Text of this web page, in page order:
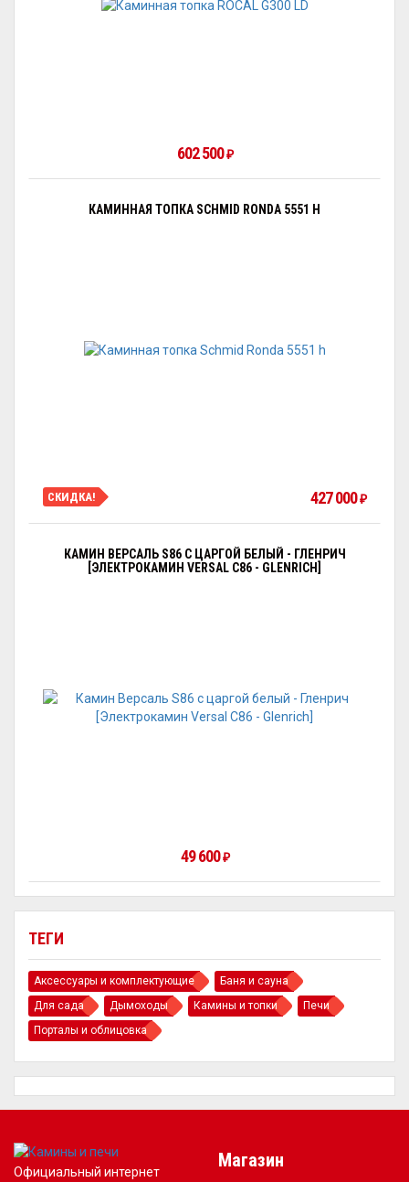
ТЕГИ
Аксессуары и комплектующие
Баня и сауна
Для сада
Дымоходы Камины и топки
Печи
Порталы и облицовка
602 500 ₽
КАМИННАЯ ТОПКА SCHMID RONDA 5551 H
СКИДКА! 427 000 ₽
КАМИН ВЕРСАЛЬ S86 С ЦАРГОЙ БЕЛЫЙ - ГЛЕНРИЧ
[ЭЛЕКТРОКАМИН VERSAL С86 - GLENRICH]
49 600 ₽
Официальный интернет
Магазин